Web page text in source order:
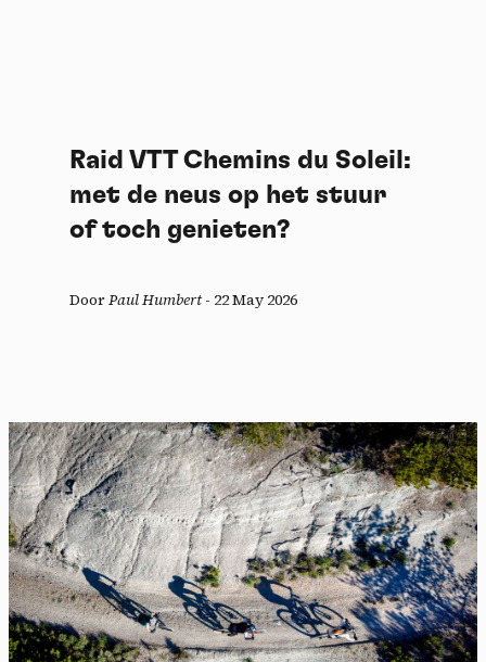
Raid VTT Chemins du Soleil:
met de neus op het stuur
of toch genieten?
DoorPaul Humbert- 22 May 2026